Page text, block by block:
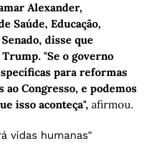
Alexander,
Saúde, Educação,
disse que
"Se o governo
para reformas
ao Congresso, e podemos
isso aconteça", afirmou.
vidas humanas"